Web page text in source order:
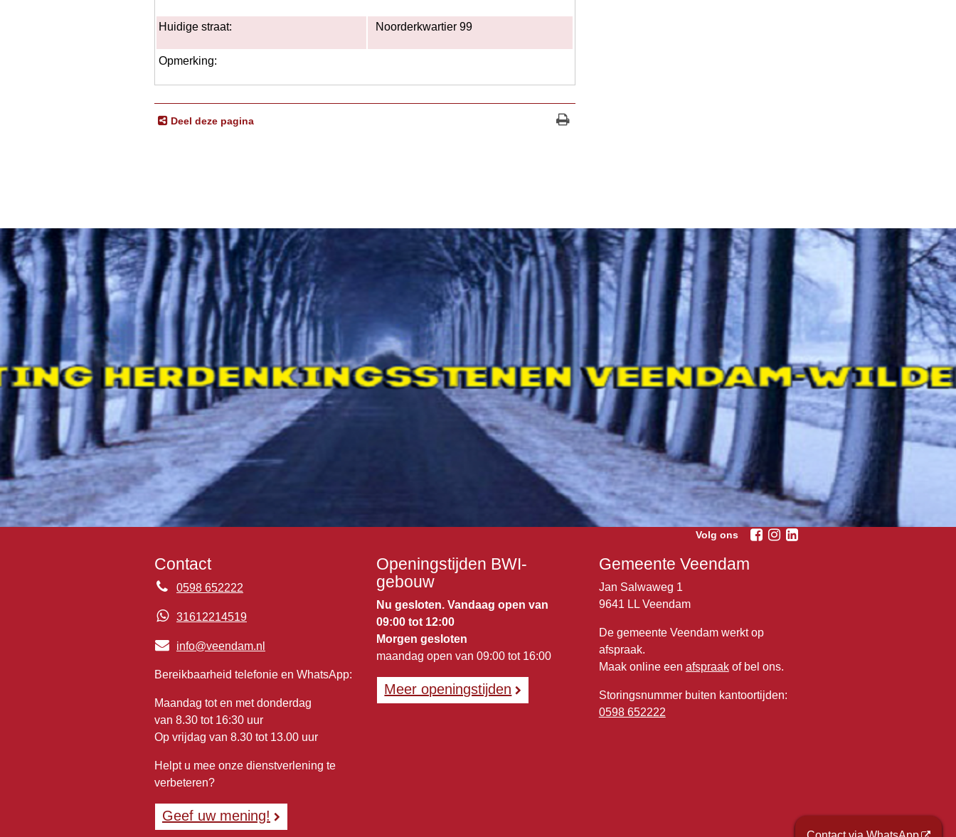
Huidige straat: Noorderkwartier 99
Opmerking:
Deel deze pagina
Volg ons
Contact
0598 652222
31612214519
info@veendam.nl
Bereikbaarheid telefonie en WhatsApp:
Maandag tot en met donderdag
van 8.30 tot 16:30 uur
Op vrijdag van 8.30 tot 13.00 uur
Helpt u mee onze dienstverlening te
verbeteren?
Geef uw mening!
Openingstijden BWI-
gebouw
Nu gesloten. Vandaag open van
09:00 tot 12:00
Morgen gesloten
maandag open van 09:00 tot 16:00
Meer openingstijden
Gemeente Veendam
Jan Salwaweg 1
9641 LL Veendam
De gemeente Veendam werkt op
afspraak.
Maak online een afspraakof bel ons.
Storingsnummer buiten kantoortijden:
0598 652222